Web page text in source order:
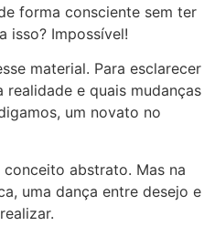
forma consciente sem ter
isso? Impossível!
material. Para esclarecer
e quais mudanças
um novato no
abstrato. Mas na
uma dança entre desejo e